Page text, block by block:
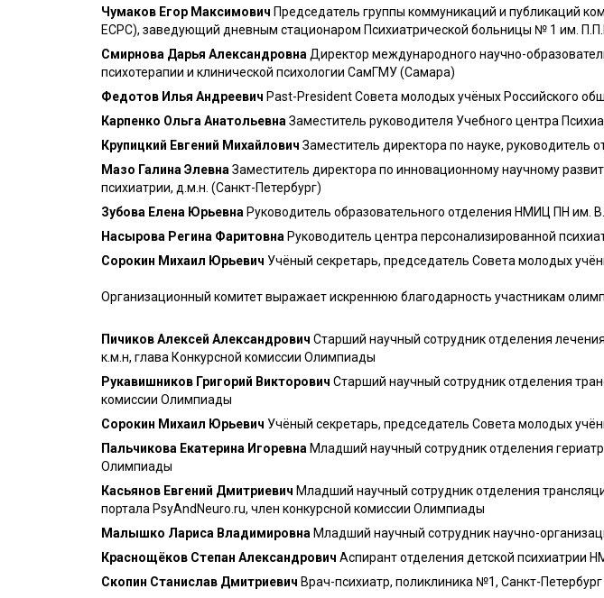
Чумаков Егор Максимович Председатель группы коммуникаций и публикаций
ECPC), заведующий дневным стационаром Психиатрической больницы № 1 им.
Смирнова Дарья Александровна Директор международного научно-
психотерапии и клинической психологии СамГМУ (Самара)
Федотов Илья Андреевич Past-President Совета молодых учёных Российского
Карпенко Ольга Анатольевна Заместитель руководителя Учебного центра
Крупицкий Евгений Михайлович Заместитель директора по науке,
Мазо Галина Элевна Заместитель директора по инновационному научному
психиатрии, д.м.н. (Санкт-Петербург)
Зубова Елена Юрьевна Руководитель образовательного отделения НМИЦ ПН им.
Насырова Регина Фаритовна Руководитель центра персонализированной
Сорокин Михаил Юрьевич Учёный секретарь, председатель Совета молодых
Организационный комитет выражает искреннюю благодарность участникам
Пичиков Алексей Александрович Старший научный сотрудник отделения
к.м.н, глава Конкурсной комиссии Олимпиады
Рукавишников Григорий Викторович Старший научный сотрудник отделения
комиссии Олимпиады
Сорокин Михаил Юрьевич Учёный секретарь, председатель Совета молодых
Пальчикова Екатерина Игоревна Младший научный сотрудник отделения
Олимпиады
Касьянов Евгений Дмитриевич Младший научный сотрудник отделения
портала PsyAndNeuro.ru, член конкурсной комиссии Олимпиады
Малышко Лариса Владимировна Младший научный сотрудник научно-
Краснощёков Степан Александрович Аспирант отделения детской психиатрии
Скопин Станислав Дмитриевич Врач-психиатр, поликлиника №1, Санкт-Петербург